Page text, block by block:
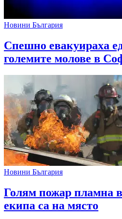
Новини България
Спешно евакуираха
големите молове в
Новини България
Голям пожар пламна
екипа са на място